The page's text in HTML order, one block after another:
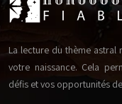
La lecture du thème astral
votre naissance. Cela
défis et vos opportunités